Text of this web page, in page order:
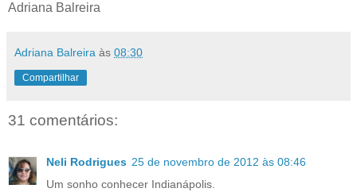
Adriana Balreira
Adriana Balreira às 08:30
Compartilhar
31 comentários:
Neli Rodrigues 25 de novembro de 2012 às 08:46
Um sonho conhecer Indianápolis.